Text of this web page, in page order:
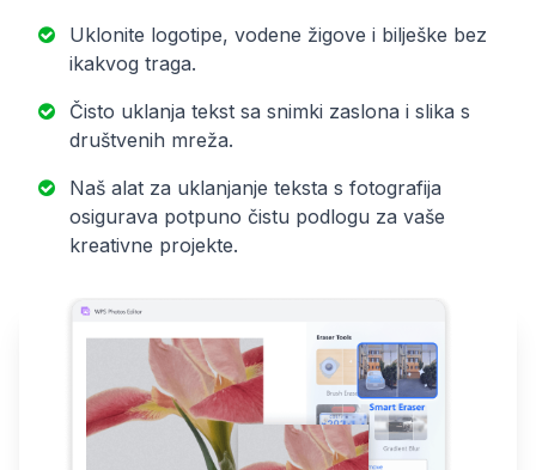
Uklonite logotipe, vodene žigove i bilješke bez
ikakvog traga.
Čisto uklanja tekst sa snimki zaslona i slika s
društvenih mreža.
Naš alat za uklanjanje teksta s fotografija
osigurava potpuno čistu podlogu za vaše
kreativne projekte.